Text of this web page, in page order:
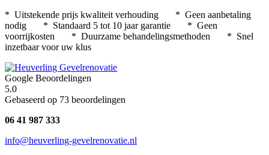
* Uitstekende prijs kwaliteit verhouding * Geen aanbetaling
nodig * Standaard 5 tot 10 jaar garantie * Geen
voorrijkosten * Duurzame behandelingsmethoden * Snel
inzetbaar voor uw klus
Google Beoordelingen
5.0
Gebaseerd op 73 beoordelingen
06 41 987 333
info@heuverling-gevelrenovatie.nl